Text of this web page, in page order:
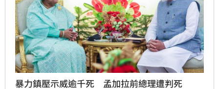
暴力鎮壓示威逾千死 孟加拉前總理遭判死